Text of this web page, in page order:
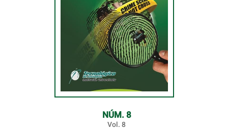
NÚM. 8
Vol. 8